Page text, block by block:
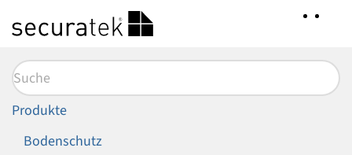
Hauptinhalt
springen
Produkte
Bodenschutz